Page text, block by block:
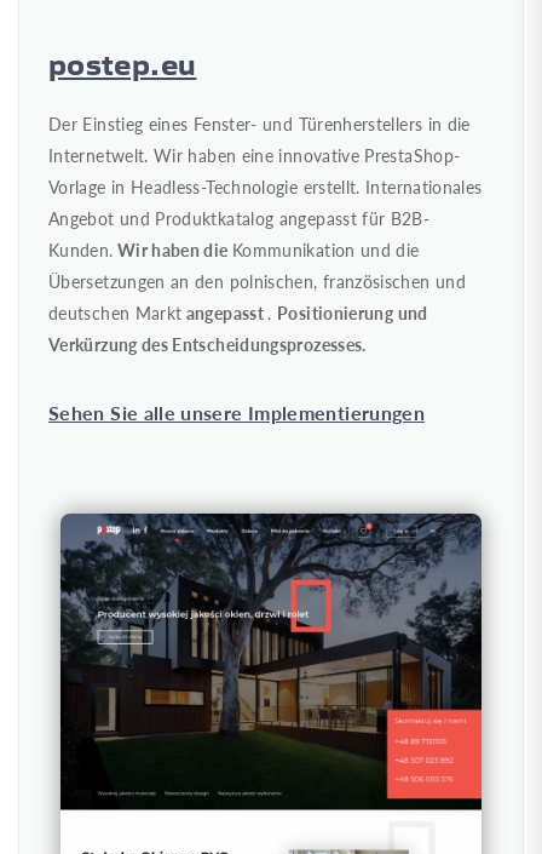
0
postep.eu
Der Einstieg eines Fenster- und Türenherstellers in die
Internetwelt. Wir haben eine innovative PrestaShop-
Vorlage in Headless-Technologie erstellt. Internationales
Angebot und Produktkatalog angepasst für B2B-
Kunden. Wir haben die Kommunikation und die
Übersetzungen an den polnischen, französischen und
deutschen Markt angepasst . Positionierung und
Verkürzung des Entscheidungsprozesses.
Sehen Sie alle unsere Implementierungen